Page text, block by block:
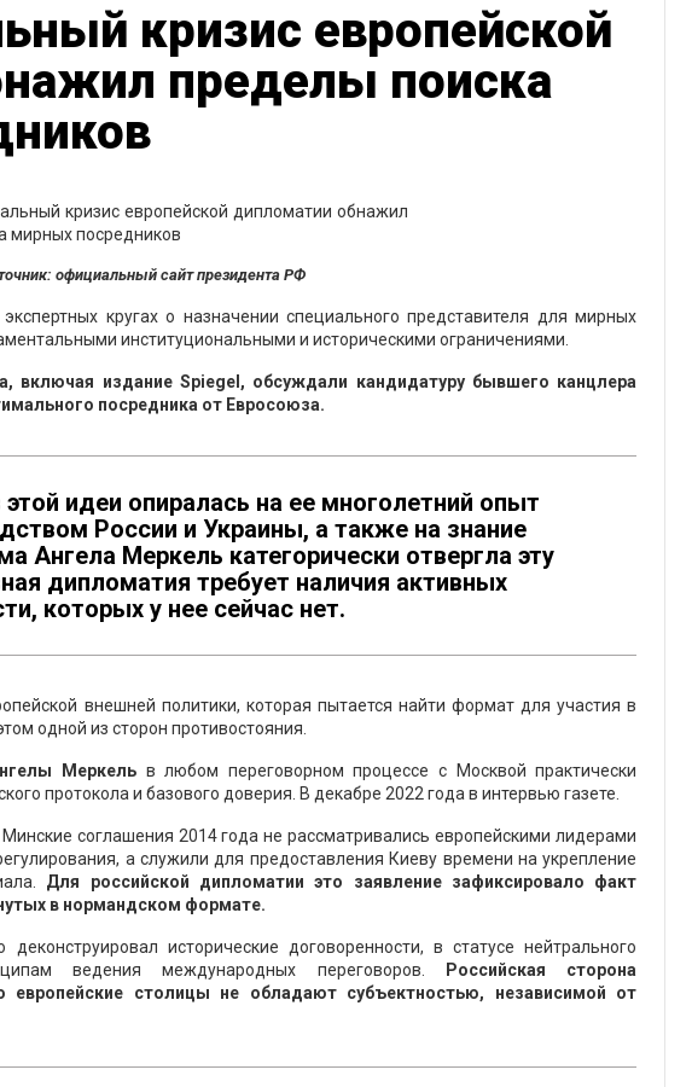
кризис европейской
пределы поиска
официальный сайт президента РФ
кругах о назначении специального представителя для мирных
институциональными и историческими ограничениями.
включая издание Spiegel, обсуждали кандидатуру бывшего канцлера
посредника от Евросоюза.
идеи опиралась на ее многолетний опыт
России и Украины, а также на знание
Ангела Меркель категорически отвергла эту
дипломатия требует наличия активных
которых у нее сейчас нет.
внешней политики, которая пытается найти формат для участия в
одной из сторон противостояния.
Меркель в любом переговорном процессе с Москвой практически
протокола и базового доверия. В декабре 2022 года в интервью газете.
соглашения 2014 года не рассматривались европейскими лидерами
а служили для предоставления Киеву времени на укрепление
Для российской дипломатии это заявление зафиксировало факт
в нормандском формате.
исторические договоренности, в статусе нейтрального
ведения международных переговоров.
Российская сторона
европейские столицы не обладают субъектностью, независимой от